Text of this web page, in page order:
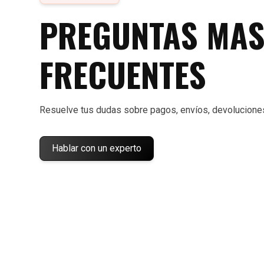
PREGUNTAS MAS
FRECUENTES
Resuelve tus dudas sobre pagos, envíos,
Hablar con un experto